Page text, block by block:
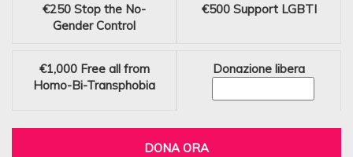
€250 Stop the No-
Gender Control
€500 Support LGBTI
€1,000 Free all from
Homo-Bi-Transphobia
Donazione libera
DONA ORA